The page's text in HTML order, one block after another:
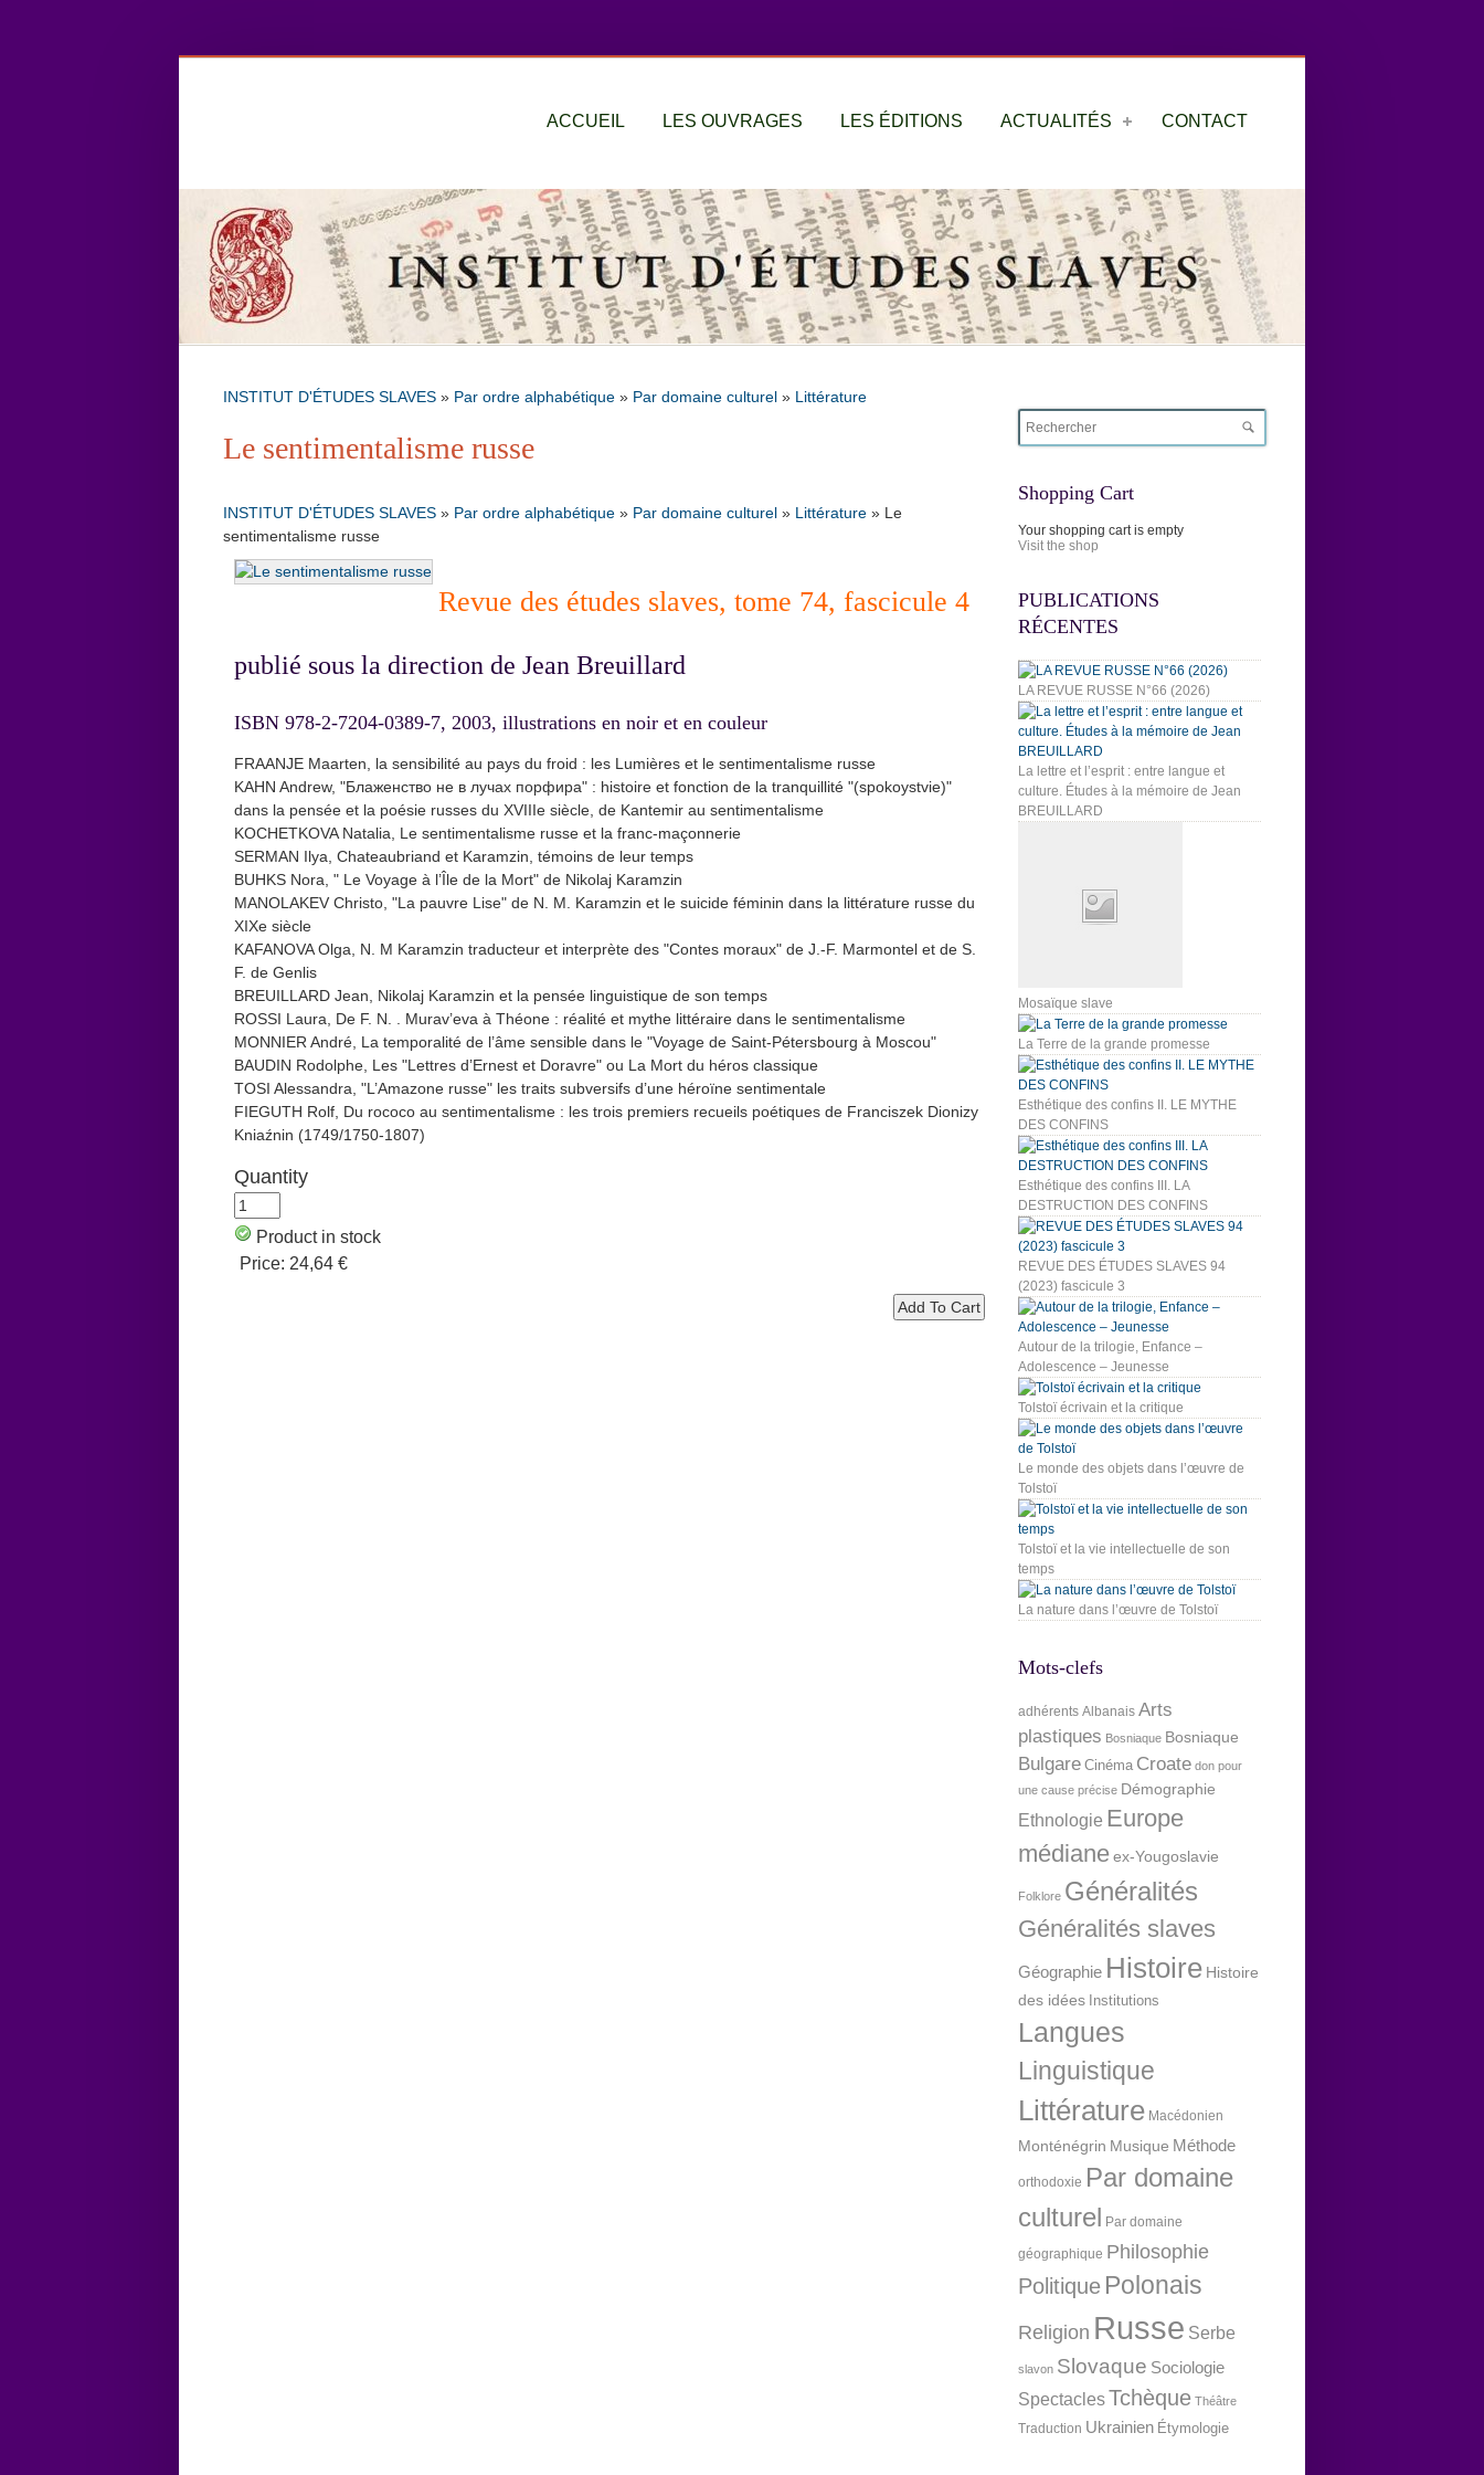
ACCUEIL LES OUVRAGES LES ÉDITIONS ACTUALITÉS CONTACT
INSTITUT D'ÉTUDES SLAVES » Par ordre alphabétique » Par domaine culturel » Littérature
Le sentimentalisme russe
INSTITUT D'ÉTUDES SLAVES » Par ordre alphabétique » Par domaine culturel » Littérature » Le
sentimentalisme russe
Revue des études slaves, tome 74, fascicule 4
publié sous la direction de Jean Breuillard
ISBN 978-2-7204-0389-7, 2003, illustrations en noir et en couleur
FRAANJE Maarten, la sensibilité au pays du froid : les Lumières et le sentimentalisme russe
KAHN Andrew, "Блаженство не в лучах порфира" : histoire et fonction de la tranquillité "(spokoystvie)"
dans la pensée et la poésie russes du XVIIIe siècle, de Kantemir au sentimentalisme
KOCHETKOVA Natalia, Le sentimentalisme russe et la franc-maçonnerie
SERMAN Ilya, Chateaubriand et Karamzin, témoins de leur temps
BUHKS Nora, " Le Voyage à l’Île de la Mort" de Nikolaj Karamzin
MANOLAKEV Christo, "La pauvre Lise" de N. M. Karamzin et le suicide féminin dans la littérature russe du
XIXe siècle
KAFANOVA Olga, N. M Karamzin traducteur et interprète des "Contes moraux" de J.-F. Marmontel et de S.
F. de Genlis
BREUILLARD Jean, Nikolaj Karamzin et la pensée linguistique de son temps
ROSSI Laura, De F. N. . Murav’eva à Théone : réalité et mythe littéraire dans le sentimentalisme
MONNIER André, La temporalité de l’âme sensible dans le "Voyage de Saint-Pétersbourg à Moscou"
BAUDIN Rodolphe, Les "Lettres d’Ernest et Doravre" ou La Mort du héros classique
TOSI Alessandra, "L’Amazone russe" les traits subversifs d’une héroïne sentimentale
FIEGUTH Rolf, Du rococo au sentimentalisme : les trois premiers recueils poétiques de Franciszek Dionizy
Kniaźnin (1749/1750-1807)
Quantity
Product in stock
Price: 24,64 €
Shopping Cart
Your shopping cart is empty
Visit the shop
PUBLICATIONS
RÉCENTES
LA REVUE RUSSE N°66 (2026)
La lettre et l’esprit : entre langue et
culture. Études à la mémoire de Jean
BREUILLARD
Mosaïque slave
La Terre de la grande promesse
Esthétique des confins II. LE MYTHE
DES CONFINS
Esthétique des confins III. LA
DESTRUCTION DES CONFINS
REVUE DES ÉTUDES SLAVES 94
(2023) fascicule 3
Autour de la trilogie, Enfance –
Adolescence – Jeunesse
Tolstoï écrivain et la critique
Le monde des objets dans l’œuvre de
Tolstoï
Tolstoï et la vie intellectuelle de son
temps
La nature dans l’œuvre de Tolstoï
Mots-clefs
adhérents Albanais Arts
plastiques Bosniaque Bosniaque
Bulgare Cinéma Croate don pour
une cause précise Démographie
Ethnologie Europe
médianeex-Yougoslavie
Folklore Généralités
Généralités slaves
Géographie Histoire Histoire
des idées Institutions
Langues
Linguistique
Littérature Macédonien
Monténégrin Musique Méthode
orthodoxie Par domaine
culturel Par domaine
géographique Philosophie
Politique Polonais
Religion Russe Serbe
slavon Slovaque Sociologie
SpectaclesTchèque Théâtre
Traduction Ukrainien Étymologie